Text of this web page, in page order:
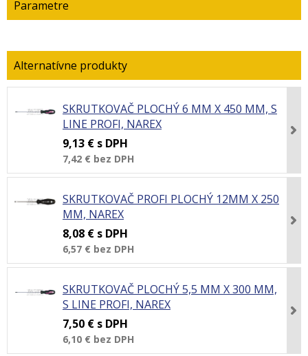
Parametre
SKRUTKOVAČ PLOCHÝ 6 MM X 450 MM, S
LINE PROFI, NAREX
9,13 € s DPH
7,42 € bez DPH
SKRUTKOVAČ PROFI PLOCHÝ 12MM X 250
MM, NAREX
8,08 € s DPH
6,57 € bez DPH
SKRUTKOVAČ PLOCHÝ 5,5 MM X 300 MM,
S LINE PROFI, NAREX
7,50 € s DPH
6,10 € bez DPH